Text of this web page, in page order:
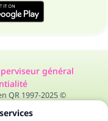
général
QR 1997-2025 ©